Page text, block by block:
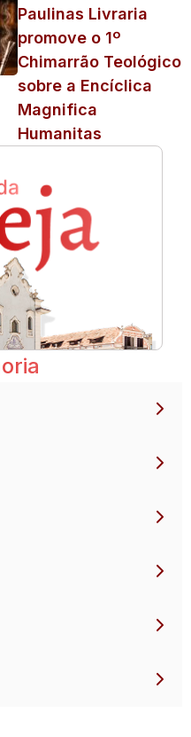
Paulinas Livraria
promove o 1º
Chimarrão Teológico
sobre a Encíclica
Magnifica
Humanitas